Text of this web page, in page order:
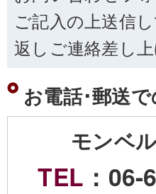
ご記入の上送信
返しご連絡差し上
お電話･郵送
モンベ
TEL ：